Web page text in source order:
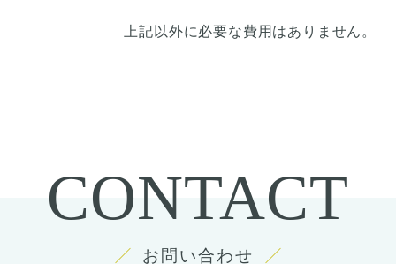
上記以外に必要な費用はありません。
CONTACT
お問い合わせ